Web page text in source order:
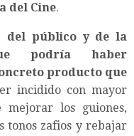
del Cine.
del público y de la
podría haber
producto que
incidido con mayor
mejorar los guiones,
tonos zafios y rebajar